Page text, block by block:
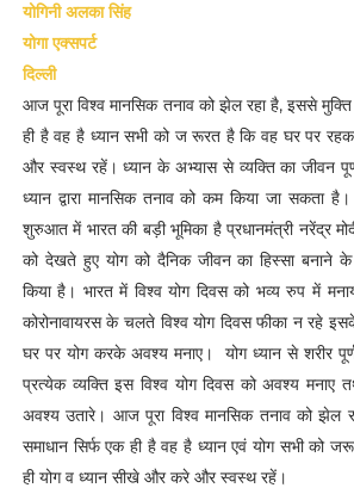
योगिनी अलका सिंह
योगा एक्सपर्ट
दिल्ली
आज पूरा विश्व मानसिक तनाव को झेल रहा है, इससे
ही है वह है ध्यान सभी को ज रूरत है कि वह घर पर
और स्वस्थ रहें। ध्यान के अभ्यास से व्यक्ति का जीवन
ध्यान द्वारा मानसिक तनाव को कम किया जा सकता है।
शुरुआत में भारत की बड़ी भूमिका है प्रधानमंत्री नरेंद्र
को देखते हुए योग को दैनिक जीवन का हिस्सा बनाने के
किया है। भारत में विश्व योग दिवस को भव्य रुप में
कोरोनावायरस के चलते विश्व योग दिवस फीका न रहे
घर पर योग करके अवश्य मनाए। योग ध्यान से शरीर
प्रत्येक व्यक्ति इस विश्व योग दिवस को अवश्य मनाए
अवश्य उतारे। आज पूरा विश्व मानसिक तनाव को झेल
समाधान सिर्फ एक ही है वह है ध्यान एवं योग सभी को
ही योग व ध्यान सीखे और करे और स्वस्थ रहें।